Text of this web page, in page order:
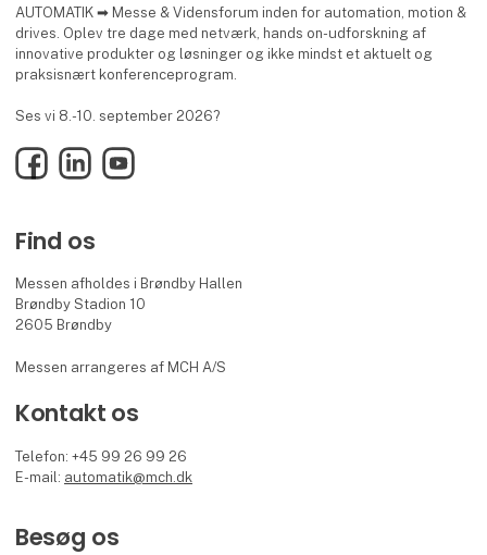
AUTOMATIK ➡ Messe & Vidensforum inden for automation, motion &
drives. Oplev tre dage med netværk, hands on-udforskning af
innovative produkter og løsninger og ikke mindst et aktuelt og
praksisnært konferenceprogram.
Ses vi 8.-10. september 2026?
FacebookLinkedInYouTube
Find os
Messen afholdes i Brøndby Hallen
Brøndby Stadion 10
2605 Brøndby
Messen arrangeres af MCH A/S
Kontakt os
Telefon: +45 99 26 99 26
E-mail: automatik@mch.dk
Besøg os